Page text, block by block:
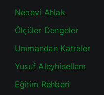
Nebevi Ahlak
Ölçüler Dengeler
Ummandan Katreler
Yusuf Aleyhisellam
Eğitim Rehberi